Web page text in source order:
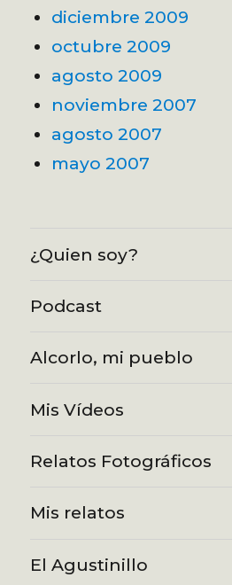
diciembre 2009
octubre 2009
agosto 2009
noviembre 2007
agosto 2007
mayo 2007
¿Quien soy?
Podcast
Alcorlo, mi pueblo
Mis Vídeos
Relatos Fotográficos
Mis relatos
El Agustinillo